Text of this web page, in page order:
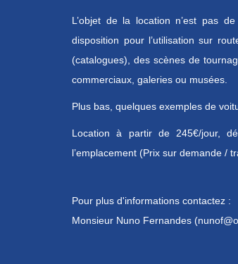
L’objet de la location n’est pas
disposition pour l’utilisation sur
(catalogues), des scènes de
commerciaux, galeries ou musées.
Plus bas, quelques exemples de
Location à partir de 245€/jour,
l’emplacement (Prix sur demande /
Pour plus d'informations contactez :
Monsieur Nuno Fernandes